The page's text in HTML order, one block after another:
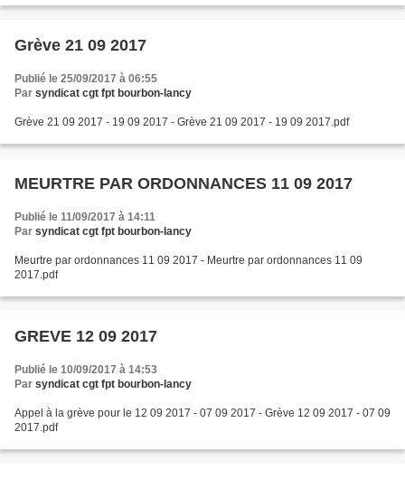
Grève 21 09 2017
Publié le 25/09/2017 à 06:55
Par syndicat cgt fpt bourbon-lancy
Grève 21 09 2017 - 19 09 2017 - Grève 21 09 2017 - 19 09 2017.pdf
MEURTRE PAR ORDONNANCES 11 09 2017
Publié le 11/09/2017 à 14:11
Par syndicat cgt fpt bourbon-lancy
Meurtre par ordonnances 11 09 2017 - Meurtre par ordonnances 11 09
2017.pdf
GREVE 12 09 2017
Publié le 10/09/2017 à 14:53
Par syndicat cgt fpt bourbon-lancy
Appel à la grève pour le 12 09 2017 - 07 09 2017 - Grève 12 09 2017 - 07 09
2017.pdf